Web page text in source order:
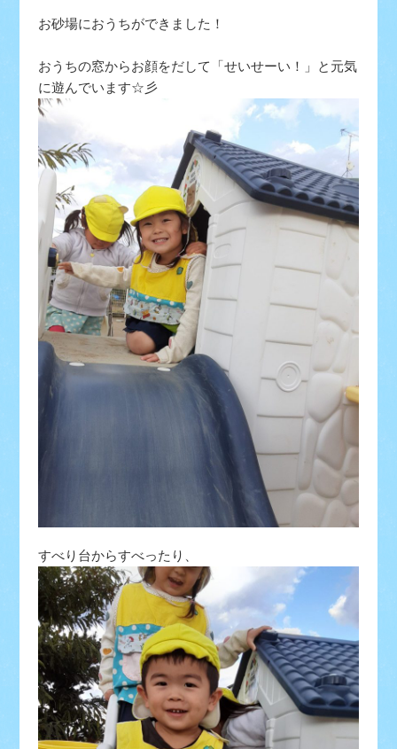
お砂場におうちができました！
おうちの窓からお顔をだして「せいせーい！」と元気
に遊んでいます☆彡
すべり台からすべったり、